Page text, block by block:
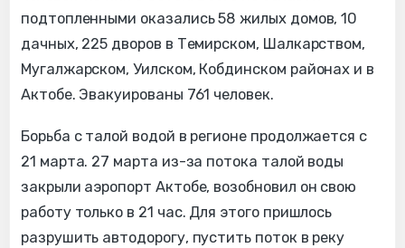
подтопленными оказались 58 жилых домов, 10
дачных, 225 дворов в Темирском, Шалкарством,
Мугалжарском, Уилском, Кобдинском районах и в
Актобе. Эвакуированы 761 человек.
Борьба с талой водой в регионе продолжается с
21 марта. 27 марта из-за потока талой воды
закрыли аэропорт Актобе, возобновил он свою
работу только в 21 час. Для этого пришлось
разрушить автодорогу, пустить поток в реку